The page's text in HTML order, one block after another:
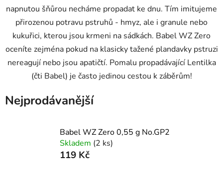
napnutou šňůrou necháme propadat ke dnu. Tím imitujeme
přirozenou potravu pstruhů - hmyz, ale i granule nebo
kukuřici, kterou jsou krmeni na sádkách. Babel WZ Zero
oceníte zejména pokud na klasicky tažené plandavky pstruzi
nereagují nebo jsou apatičtí. Pomalu propadávající Lentilka
(čti Babel) je často jedinou cestou k záběrům!
Nejprodávanější
Babel WZ Zero 0,55 g No.GP2
Skladem (2 ks)
119 Kč